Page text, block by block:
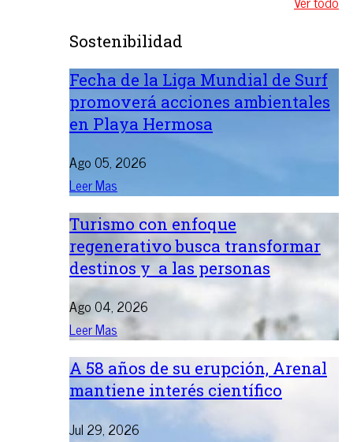
Sostenibilidad
Fecha de la Liga Mundial de Surf
promoverá acciones ambientales
en Playa Hermosa
Ago 05, 2026
Leer Mas
Turismo con enfoque
regenerativo busca transformar
destinos y a las personas
Ago 04, 2026
Leer Mas
A 58 años de su erupción, Arenal
mantiene interés científico
Jul 29, 2026